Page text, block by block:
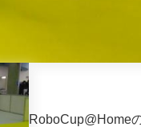
RoboCup@Home